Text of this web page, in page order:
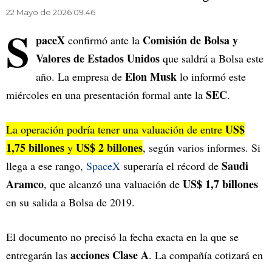
22 Mayo de 2026 09.46
S paceX confirmó ante la Comisión de Bolsa y
Valores de Estados Unidos que saldrá a Bolsa este
año. La empresa de Elon Musk lo informó este
miércoles en una presentación formal ante la SEC.
La operación podría tener una valuación de entre US$
1,75 billones y US$ 2 billones, según varios informes. Si
llega a ese rango, SpaceX superaría el récord de Saudi
Aramco, que alcanzó una valuación de US$ 1,7 billones
en su salida a Bolsa de 2019.
El documento no precisó la fecha exacta en la que se
entregarán las acciones Clase A. La compañía cotizará en